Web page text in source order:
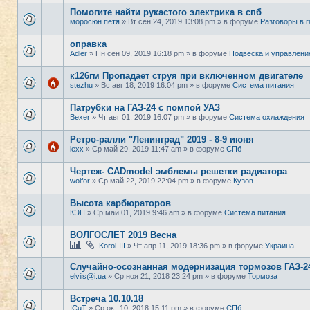
Помогите найти рукастого электрика в спб
моросюн петя » Вт сен 24, 2019 13:08 pm » в форуме Разговоры в
оправка
Adler » Пн сен 09, 2019 16:18 pm » в форуме Подвеска и
к126гм Пропадает струя при включенном двигателе
stezhu » Вс авг 18, 2019 16:04 pm » в форуме Система питания
Патрубки на ГАЗ-24 с помпой УАЗ
Bexer » Чт авг 01, 2019 16:07 pm » в форуме Система охлаждения
Ретро-ралли "Ленинград" 2019 - 8-9 июня
lexx » Ср май 29, 2019 11:47 am » в форуме СПб
Чертеж- CADmodel эмблемы решетки радиатора
wolfor » Ср май 22, 2019 22:04 pm » в форуме Кузов
Высота карбюраторов
КЭП » Ср май 01, 2019 9:46 am » в форуме Система питания
ВОЛГОСЛЕТ 2019 Весна
Korol-III » Чт апр 11, 2019 18:36 pm » в форуме Украина
Случайно-осознанная модернизация тормозов ГАЗ-
elviis@i.ua » Ср ноя 21, 2018 23:24 pm » в форуме Тормоза
Встреча 10.10.18
ICuT » Ср окт 10, 2018 15:11 pm » в форуме СПб